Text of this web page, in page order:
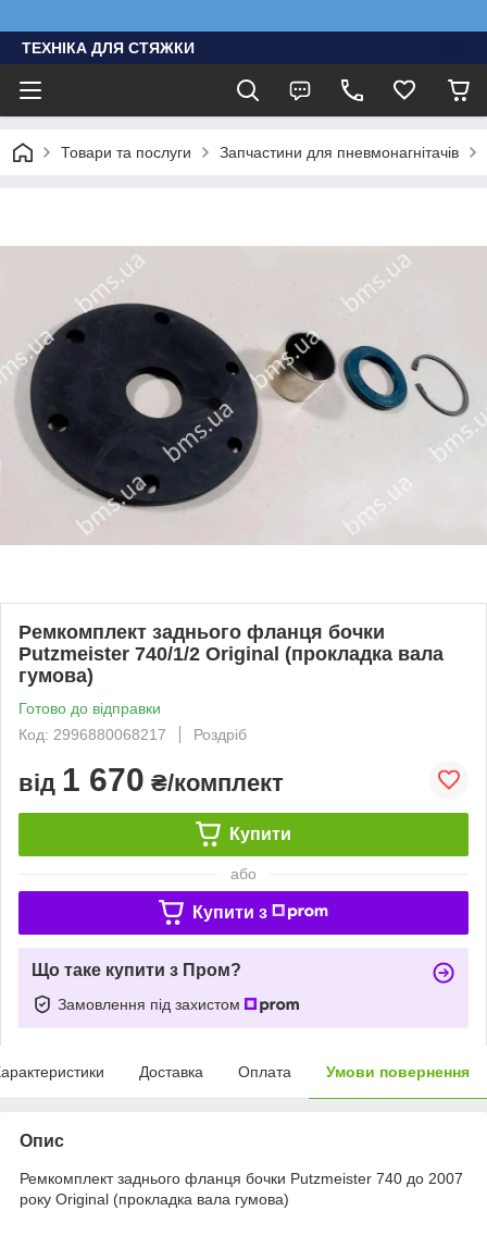
ТЕХНІКА ДЛЯ СТЯЖКИ
Товари та послуги Запчастини для пневмонагнітачів
Ремкомплект заднього фланця бочки
Putzmeister 740/1/2 Original (прокладка вала
гумова)
Готово до відправки
Код: 2996880068217
Роздріб
від 1 670 ₴/комплект
Купити
або
Купити з
Що таке купити з Пром?
Замовлення під захистом
Доставка Оплата Умови повернення
Опис
Ремкомплект заднього фланця бочки Putzmeister 740 до 2007
року Original (прокладка вала гумова)